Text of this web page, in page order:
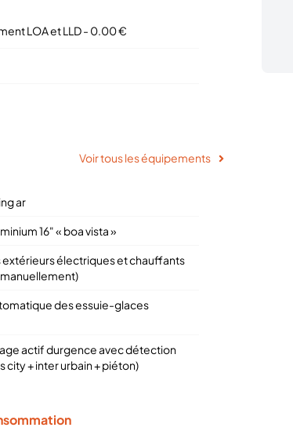
LOA et LLD - 0.00 €
Voir tous les équipements
ar
16" « boa vista »
extérieurs électriques et chauffants
des essuie-glaces
actif durgence avec détection
city + inter urbain + piéton)